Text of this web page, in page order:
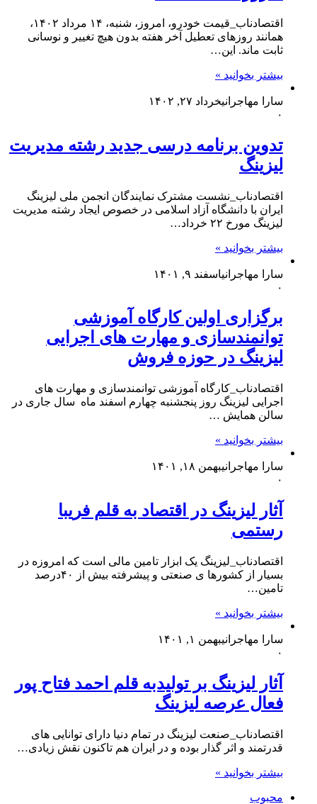
اقتصادناب_قیمت خودرو، امروز، شنبه، ۱۴ مرداد ۱۴۰۲،
همانند روزهای تعطیل آخر هفته بدون هیچ تغییر و نوسانی
ثابت ماند. این…
بیشتر بخوانید »
سارا مهاجرانیخرداد ۲۷, ۱۴۰۲
۰
تدوین برنامه درسی جدید رشته مدیریت
لیزینگ
اقتصادناب_نشست مشترک نمایندگان انجمن ملی لیزینگ
ایران با دانشگاه آزاد اسلامی در خصوص ایجاد رشته مدیریت
لیزینگ مورخ ۲۲ خرداد…
بیشتر بخوانید »
سارا مهاجرانیاسفند ۹, ۱۴۰۱
۰
برگزاری اولین کارگاه آموزشی
توانمندسازی‌ و مهارت ‌های اجرایی
لیزینگ در حوزه فروش
اقتصادناب_کارگاه آموزشی توانمندسازی‌ و مهارت ‌های
اجرایی لیزینگ ‌روز پنجشنبه چهارم اسفند ماه ‌ سال جاری در
سالن همایش ‌…
بیشتر بخوانید »
سارا مهاجرانیبهمن ۱۸, ۱۴۰۱
۰
آثار لیزینگ در اقتصاد به قلم فریبا
رستمی
اقتصادناب_لیزینگ یک ابزار تامین مالی است که امروزه در
بسیار از کشورها ی صنعتی و پیشرفته بیش از ۴۰درصد
تامین…
بیشتر بخوانید »
سارا مهاجرانیبهمن ۱, ۱۴۰۱
۰
آثار لیزینگ بر تولیدبه قلم احمد فتاح پور
فعال عرصه لیزینگ
اقتصادناب_صنعت لیزینگ در تمام دنیا دارای توانایی های
قدرتمند و اثر گذار بوده و در ایران هم تاکنون نقش زیادی…
بیشتر بخوانید »
محبوب